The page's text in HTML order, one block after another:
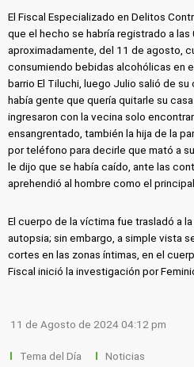
El Fiscal Especializado en Delitos
que el hecho se habría registrado a las
aproximadamente, del 11 de agosto,
consumiendo bebidas alcohólicas en
barrio El Tiluchi, luego Julio salió de su
había gente que quería quitarle su
ingresaron con la vecina solo
ensangrentado, también la hija de la
por teléfono para decirle que mató a
le dijo que se había caído, ante las
aprehendió al hombre como el
El cuerpo de la víctima fue trasladó a
autopsia; sin embargo, a simple vista
cortes en las zonas íntimas, en el
Fiscal inició la investigación por
11 de Agosto de 2024 04:12 pm
Tema del Día Noticias